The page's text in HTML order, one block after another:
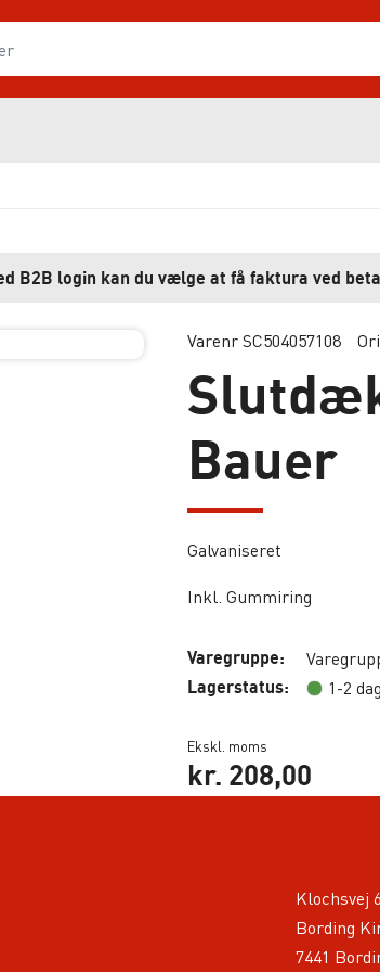
B2B login kan du vælge at få faktura ved
Varenr SC504057108
Bauer
Galvaniseret
Inkl. Gummiring
Varegruppe:
Lagerstatus: 1-2
Ekskl. moms
kr. 208,00
Klochsvej
Bording
7441